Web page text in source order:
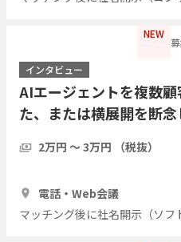
NEW
インタビュー
AIエージェントを複数
た、または横展開を断
2万円 〜 3万円 （税抜）
電話・Web会議
マッチング後に社名開示（ソフ